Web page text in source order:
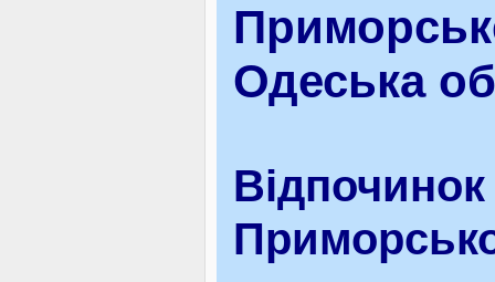
ТРАНСФЕР
ВІДВІДУВАЧАМ
Одеська